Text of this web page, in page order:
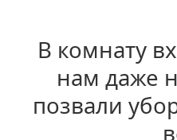
В комнату
нам даже
позвали